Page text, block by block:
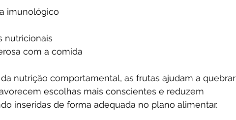
imunológico
nutricionais
com a comida
nutrição comportamental, as frutas ajudam a quebrar
escolhas mais conscientes e reduzem
inseridas de forma adequada no plano alimentar.